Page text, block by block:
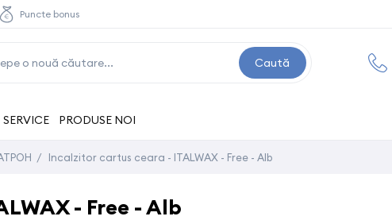
Puncte bonus
Caută
SERVICE PRODUSE NOI
/ Incalzitor cartus ceara - ITALWAX - Free - Alb
- Free - Alb